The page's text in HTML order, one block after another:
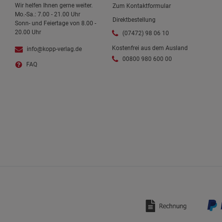
Wir helfen Ihnen gerne weiter.
Mo.-Sa.: 7.00 - 21.00 Uhr
Sonn- und Feiertage von 8.00 -
20.00 Uhr
info@kopp-verlag.de
FAQ
Zum Kontaktformular
Direktbestellung
(07472) 98 06 10
Kostenfrei aus dem Ausland
00800 980 600 00